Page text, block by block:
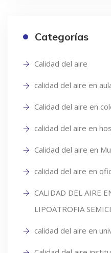
Categorías
Calidad del aire
calidad del aire en
Calidad del aire en
calidad del aire en
Calidad del aire en
calidad del aire en
CALIDAD DEL AIRE
LIPOATROFIA
calidad del aire en